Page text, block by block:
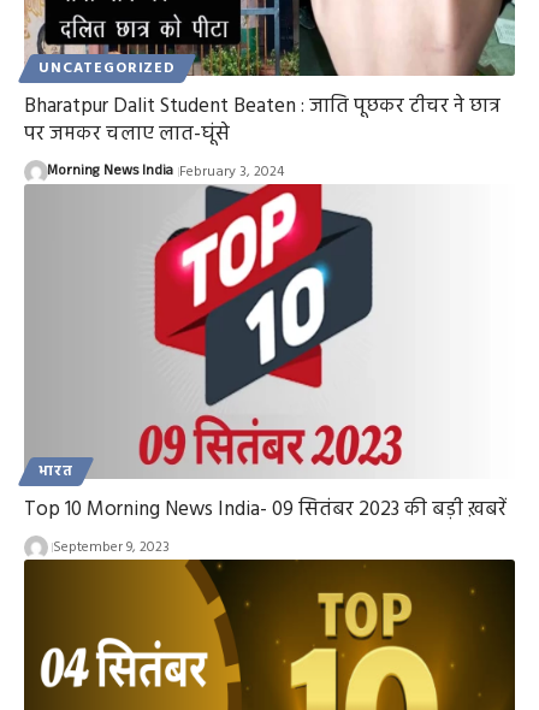
UNCATEGORIZED
Bharatpur Dalit Student Beaten : जाति पूछकर टीचर ने छात्र
पर जमकर चलाए लात-घूंसे
Morning News India February 3, 2024
भारत
Top 10 Morning News India- 09 सितंबर 2023 की बड़ी ख़बरें
September 9, 2023